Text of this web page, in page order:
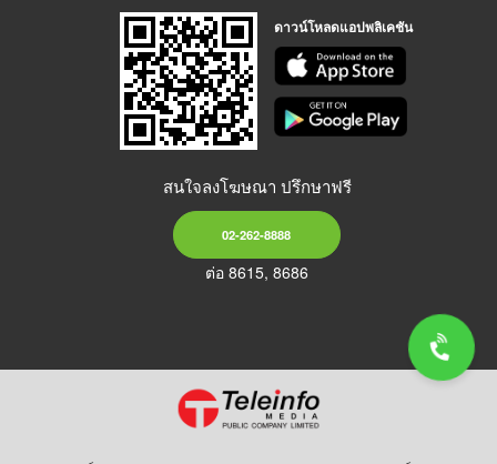
ดาวน์โหลดแอปพลิเคชัน
สนใจลงโฆษณา ปรึกษาฟรี
02-262-8888
ต่อ 8615, 8686